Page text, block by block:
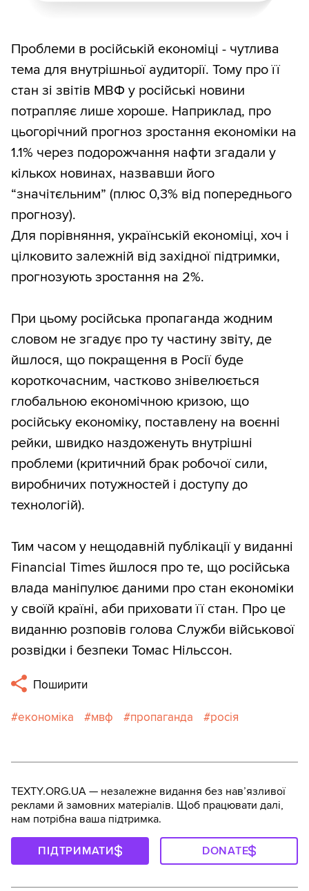
Проблеми в російській економіці - чутлива
тема для внутрішньої аудиторії. Тому про її
стан зі звітів МВФ у російські новини
потрапляє лише хороше. Наприклад, про
цьогорічний прогноз зростання економіки на
1.1% через подорожчання нафти згадали у
кількох новинах, назвавши його
“значітєльним” (плюс 0,3% від попереднього
прогнозу).
Для порівняння, українській економіці, хоч і
цілковито залежній від західної підтримки,
прогнозують зростання на 2%.
При цьому російська пропаганда жодним
словом не згадує про ту частину звіту, де
йшлося, що покращення в Росії буде
короткочасним, частково знівелюється
глобальною економічною кризою, що
російську економіку, поставлену на воєнні
рейки, швидко наздоженуть внутрішні
проблеми (критичний брак робочої сили,
виробничих потужностей і доступу до
технологій).
Тим часом у нещодавній публікації у виданні
Financial Times йшлося про те, що російська
влада маніпулює даними про стан економіки
у своїй країні, аби приховати її стан. Про це
виданню розповів голова Служби військової
розвідки і безпеки Томас Нільссон.
Поширити
економіка мвф пропаганда росія
TEXTY.ORG.UA — незалежне видання без навʼязливої
реклами й замовних матеріалів. Щоб працювати далі,
нам потрібна ваша підтримка.
ПІДТРИМАТИ DONATE